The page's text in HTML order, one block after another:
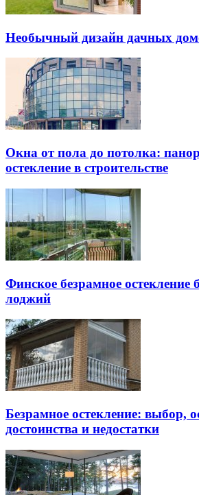
Необычный дизайн дачных
Окна от пола до потолка:
остекление в строительстве
Финское безрамное остекление
лоджий
Безрамное остекление: выбор,
достоинства и недостатки